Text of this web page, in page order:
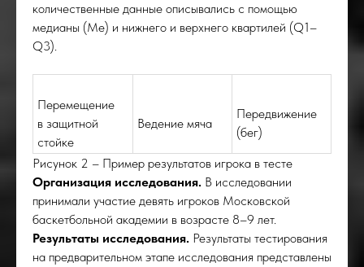
количественные данные описывались с помощью
медианы (Me) и нижнего и верхнего квартилей (Q1–
Q3).
Перемещение
в защитной
стойке
Ведение мяча
Передвижение
(бег)
Рисунок 2 – Пример результатов игрока в тесте
Организация исследования. В исследовании
принимали участие девять игроков Московской
баскетбольной академии в возрасте 8–9 лет.
Результаты исследования. Результаты тестирования
на предварительном этапе исследования представлены